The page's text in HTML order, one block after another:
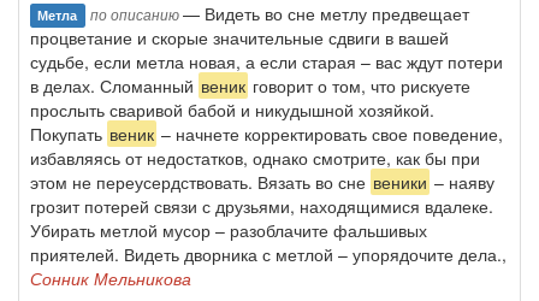
Метла по описанию— Видеть во сне метлу предвещает
процветание и скорые значительные сдвиги в вашей
судьбе, если метла новая, а если старая – вас ждут потери
в делах. Сломанный веник говорит о том, что рискуете
прослыть сваривой бабой и никудышной хозяйкой.
Покупать веник – начнете корректировать свое поведение,
избавляясь от недостатков, однако смотрите, как бы при
этом не переусердствовать. Вязать во сне веники – наяву
грозит потерей связи с друзьями, находящимися вдалеке.
Убирать метлой мусор – разоблачите фальшивых
приятелей. Видеть дворника с метлой – упорядочите дела.,
Сонник Мельникова